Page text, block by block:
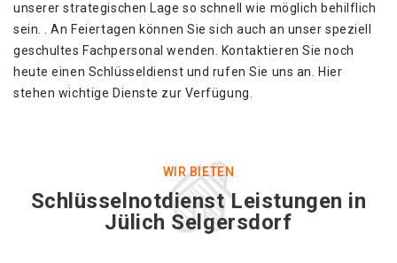
unserer strategischen Lage so schnell wie möglich behilflich
sein. . An Feiertagen können Sie sich auch an unser speziell
geschultes Fachpersonal wenden. Kontaktieren Sie noch
heute einen Schlüsseldienst und rufen Sie uns an. Hier
stehen wichtige Dienste zur Verfügung.
WIR BIETEN
Schlüsselnotdienst Leistungen in
Jülich Selgersdorf